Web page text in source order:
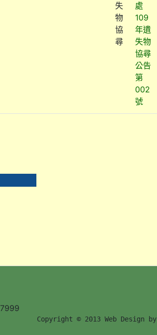
失
物
協
尋
處
109
年遺
失物
協尋
公告
第
002
號
        Copyright © 2013 Web Design by